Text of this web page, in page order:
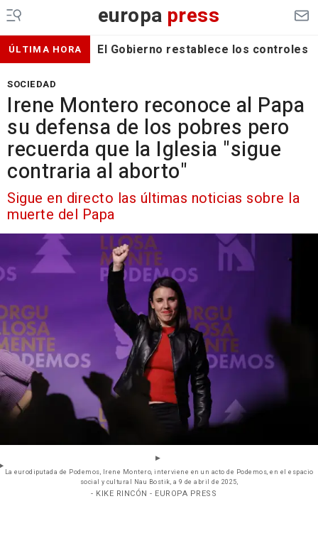
europa press
ÚLTIMA HORA El Gobierno restablece los
SOCIEDAD
Irene Montero reconoce al Papa
su defensa de los pobres pero
recuerda que la Iglesia "sigue
contraria al aborto"
Sigue en directo las últimas noticias sobre la
muerte del Papa
La eurodiputada de Podemos, Irene Montero, interviene en un acto de Podemos, en el espacio
social y cultural Nau Bostik, a 9 de abril de 2025,
- KIKE RINCÓN - EUROPA PRESS